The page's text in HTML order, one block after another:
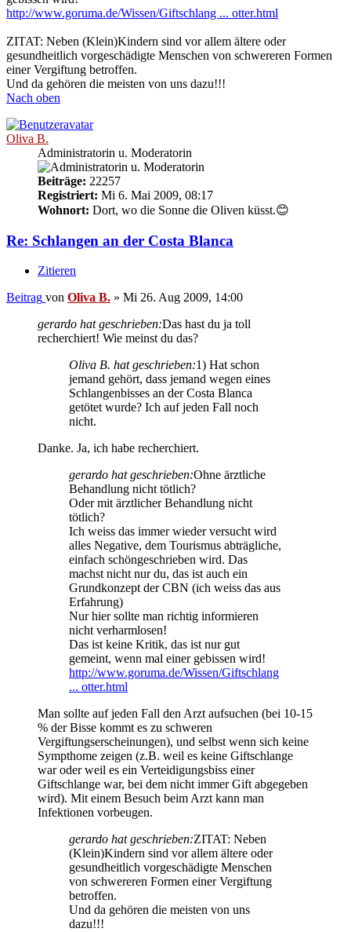
http://www.goruma.de/Wissen/Giftschlang ... otter.html
ZITAT: Neben (Klein)Kindern sind vor allem ältere oder
gesundheitlich vorgeschädigte Menschen von schwereren Formen
einer Vergiftung betroffen.
Und da gehören die meisten von uns dazu!!!
Nach oben
Oliva B.
Administratorin u. Moderatorin
Beiträge: 22257
Registriert: Mi 6. Mai 2009, 08:17
Wohnort: Dort, wo die Sonne die Oliven küsst.😊
Re: Schlangen an der Costa Blanca
Zitieren
Beitrag von Oliva B. » Mi 26. Aug 2009, 14:00
gerardo hat geschrieben:Das hast du ja toll
recherchiert! Wie meinst du das?
Oliva B. hat geschrieben:1) Hat schon
jemand gehört, dass jemand wegen eines
Schlangenbisses an der Costa Blanca
getötet wurde? Ich auf jeden Fall noch
nicht.
Danke. Ja, ich habe recherchiert.
gerardo hat geschrieben:Ohne ärztliche
Behandlung nicht tötlich?
Oder mit ärztlicher Behandlung nicht
tötlich?
Ich weiss das immer wieder versucht wird
alles Negative, dem Tourismus abträgliche,
einfach schöngeschrieben wird. Das
machst nicht nur du, das ist auch ein
Grundkonzept der CBN (ich weiss das aus
Erfahrung)
Nur hier sollte man richtig informieren
nicht verharmlosen!
Das ist keine Kritik, das ist nur gut
gemeint, wenn mal einer gebissen wird!
http://www.goruma.de/Wissen/Giftschlang
... otter.html
Man sollte auf jeden Fall den Arzt aufsuchen (bei 10-15
% der Bisse kommt es zu schweren
Vergiftungserscheinungen), und selbst wenn sich keine
Sympthome zeigen (z.B. weil es keine Giftschlange
war oder weil es ein Verteidigungsbiss einer
Giftschlange war, bei dem nicht immer Gift abgegeben
wird). Mit einem Besuch beim Arzt kann man
Infektionen vorbeugen.
gerardo hat geschrieben:ZITAT: Neben
(Klein)Kindern sind vor allem ältere oder
gesundheitlich vorgeschädigte Menschen
von schwereren Formen einer Vergiftung
betroffen.
Und da gehören die meisten von uns
dazu!!!